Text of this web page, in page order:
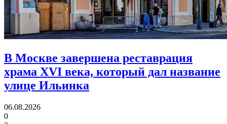
В Москве завершена реставрация
храма XVI века, который дал название
улице Ильинка
06.08.2026
0